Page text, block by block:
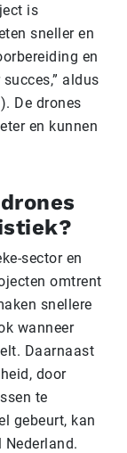
is
sneller en
en
aldus
. De drones
en kunnen
sector en
omtrent
snellere
wanneer
Daarnaast
door
te
gebeurt, kan